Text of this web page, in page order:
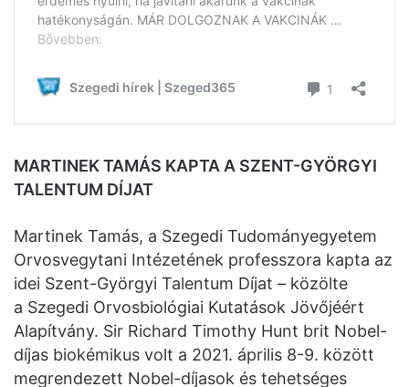
MARTINEK TAMÁS KAPTA A SZENT-GYÖRGYI
TALENTUM DÍJAT
Martinek Tamás, a Szegedi Tudományegyetem
Orvosvegytani Intézetének professzora kapta az
idei Szent-Györgyi Talentum Díjat – közölte
a Szegedi Orvosbiológiai Kutatások Jövőjéért
Alapítvány. Sir Richard Timothy Hunt brit Nobel-
díjas biokémikus volt a 2021. április 8-9. között
megrendezett Nobel-díjasok és tehetséges